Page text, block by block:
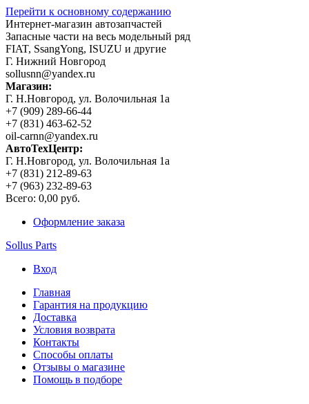
Перейти к основному содержанию
Интернет-магазин автозапчастей
Запасные части на весь модельный ряд
FIAT, SsangYong, ISUZU и другие
Г. Нижний Новгород
sollusnn@yandex.ru
Магазин:
Г. Н.Новгород, ул. Волочильная 1а
+7 (909) 289-66-44
+7 (831) 463-62-52
oil-carnn@yandex.ru
АвтоТехЦентр:
Г. Н.Новгород, ул. Волочильная 1а
+7 (831) 212-89-63
+7 (963) 232-89-63
Всего: 0,00 руб.
Оформление заказа
Sollus Parts
Вход
Главная
Гарантия на продукцию
Доставка
Условия возврата
Контакты
Способы оплаты
Отзывы о магазине
Помощь в подборе